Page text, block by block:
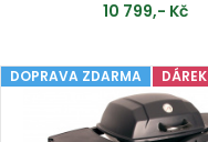
10 799,- Kč
PŘIDAT DO KOŠÍKU
DOPRAVA ZDARMA DÁREK